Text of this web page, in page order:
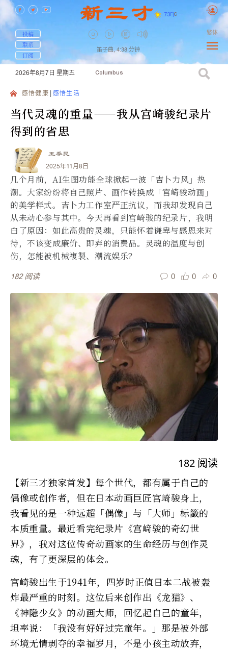
73F| C
投稿
联系
订阅
笛子曲, 4:38 分钟
繁体
2026年8月7日 星期五 Columbus
感悟健康 感悟生活
当代灵魂的重量——我从宫崎骏纪录片
得到的省思
王季民
2025年11月8日
几个月前，AI生图功能全球掀起一波「吉卜力风」热
潮。大家纷纷将自己照片、画作转换成「宫崎骏动画」
的美学样式。吉卜力工作室严正抗议，而我却发现自己
从未动心参与其中。今天再看到宫崎骏的纪录片，我明
白了原因：如此高贵的灵魂，只能怀着谦卑与感恩来对
待，不该变成廉价、即弃的消费品。灵魂的温度与创
伤，怎能被机械複製、潮流娱乐？
182 阅读 0 0 0
182 阅读
【新三才独家首发】每个世代，都有属于自己的
偶像或创作者，但在日本动画巨匠宫崎骏身上，
我看见的是一种远超「偶像」与「大师」标籤的
本质重量。最近看完纪录片《宫﨑骏的奇幻世
界》，我对这位传奇动画家的生命经历与创作灵
魂，有了更深层的体会。
宫崎骏出生于1941年，四岁时正值日本二战被轰
炸最严重的时刻。这位后来创作出《龙猫》、
《神隐少女》的动画大师，回忆起自己的童年，
坦率说：「我没有好好过完童年。」那是被外部
环境无情剥夺的幸福岁月，不是小孩主动放弃，